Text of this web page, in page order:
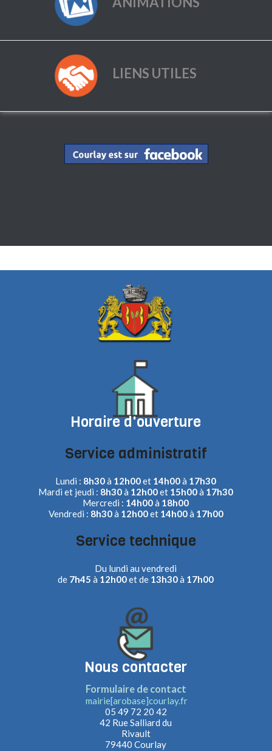
LIENS UTILES
Horaire d'ouverture
Service administratif
Lundi : 8h30à 12h00et 14h00à 17h30
Mardi et jeudi : 8h30à 12h00et 15h00à 17h30
Mercredi : 14h00à 18h00
Vendredi : 8h30à 12h00et 14h00à 17h00
Service technique
Du lundi au vendredi
de 7h45 à 12h00et de 13h30à 17h00
Nous contacter
Formulaire de contact
mairie[arobase]courlay.fr
05 49 72 20 42
42 Rue Salliard du
Rivault
79440 Courlay